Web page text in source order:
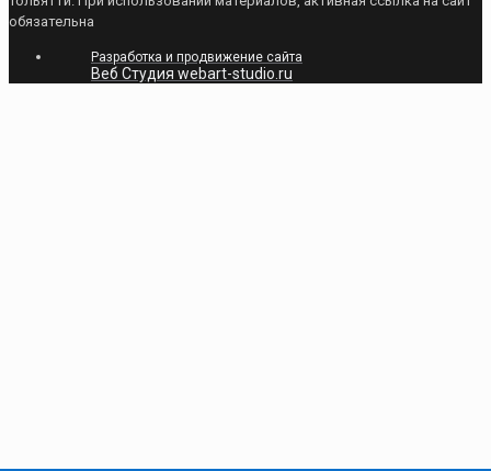
обязательна
Разработка и продвижение сайта
Веб Студия webart-studio.ru